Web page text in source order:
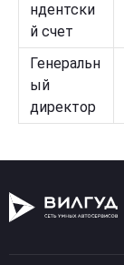
ндентски
й счет
Генеральн
ый
директор